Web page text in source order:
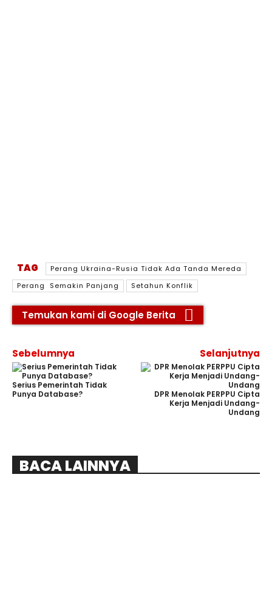
TAG
Perang Ukraina-Rusia Tidak Ada Tanda Mereda
Perang Semakin Panjang
Setahun Konflik
Temukan kami di Google Berita
Sebelumnya
Serius Pemerintah Tidak
Punya Database?
Selanjutnya
DPR Menolak PERPPU Cipta
Kerja Menjadi Undang-
Undang
BACA LAINNYA